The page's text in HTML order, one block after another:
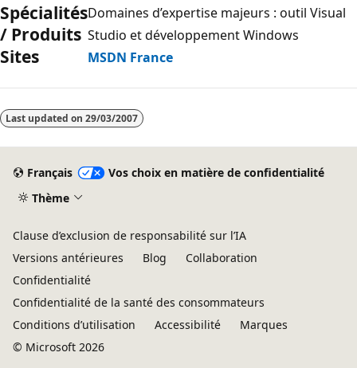
Spécialités
/ Produits
Domaines d’expertise majeurs : outil Visual
Studio et développement Windows
Sites
MSDN France
désactivé
Last updated on 29/03/2007
Français
Vos choix en matière de confidentialité
Thème
Clause d’exclusion de responsabilité sur l’IA
Versions antérieures
Blog
Collaboration
Confidentialité
Confidentialité de la santé des consommateurs
Conditions d’utilisation
Accessibilité
Marques
© Microsoft 2026